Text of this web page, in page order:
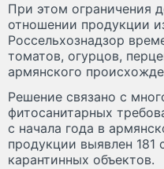
При этом ограничения
отношении продукции
Россельхознадзор
томатов, огурцов,
армянского
Решение связано с
фитосанитарных
с начала года в
продукции выявлен 181
карантинных объектов.